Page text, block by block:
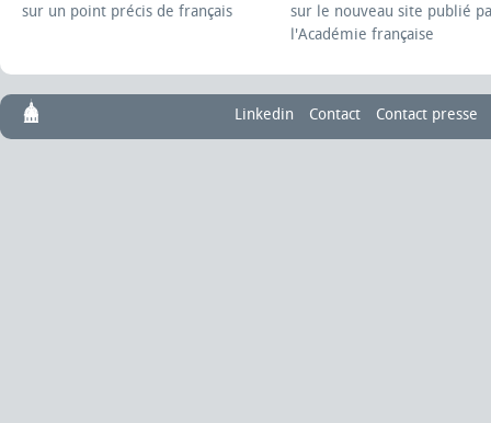
sur un point précis de français
sur le nouveau site publié
l'Académie française
Linkedin Contact Contact presse